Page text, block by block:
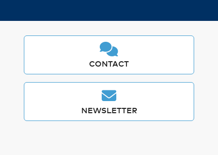
CONTACT
NEWSLETTER